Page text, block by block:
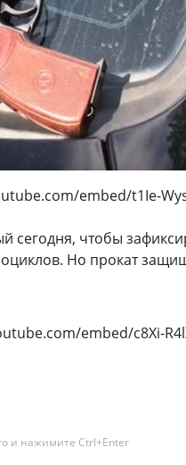
embed/t1Ie-
чтобы
Но прокат
embed/c8Xi-
и нажимите Ctrl+Enter